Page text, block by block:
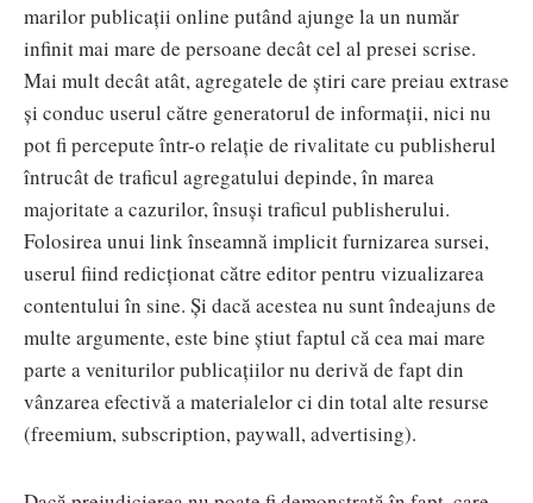
marilor publicații online putând ajunge la un număr
infinit mai mare de persoane decât cel al presei scrise.
Mai mult decât atât, agregatele de știri care preiau extrase
și conduc userul către generatorul de informații, nici nu
pot fi percepute într-o relație de rivalitate cu publisherul
întrucât de traficul agregatului depinde, în marea
majoritate a cazurilor, însuși traficul publisherului.
Folosirea unui link înseamnă implicit furnizarea sursei,
userul fiind redicționat către editor pentru vizualizarea
contentului în sine. Și dacă acestea nu sunt îndeajuns de
multe argumente, este bine știut faptul că cea mai mare
parte a veniturilor publicațiilor nu derivă de fapt din
vânzarea efectivă a materialelor ci din total alte resurse
(freemium, subscription, paywall, advertising).